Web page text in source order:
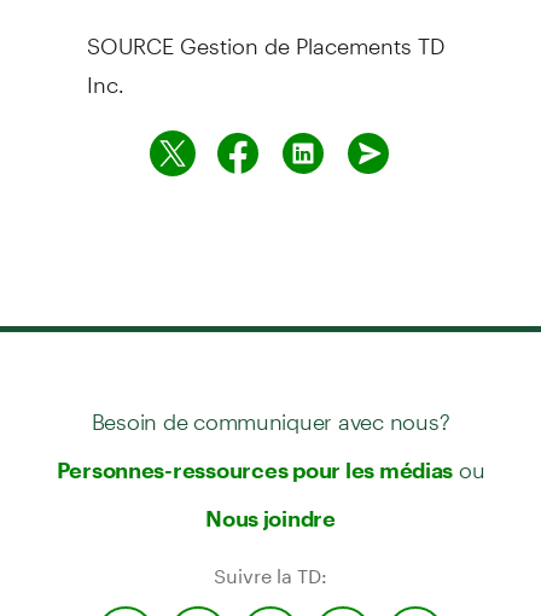
SOURCE Gestion de Placements TD
Inc.
Besoin de communiquer avec nous?
Personnes-ressources pour les médias ou
Nous joindre
Suivre la TD: